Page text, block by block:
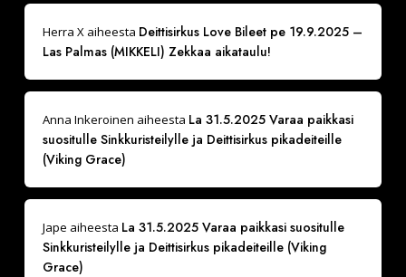
Herra Xaiheesta Deittisirkus Love Bileet pe 19.9.2025 –
Las Palmas (MIKKELI) Zekkaa aikataulu!
Anna Inkeroinen aiheesta La 31.5.2025 Varaa paikkasi
suositulle Sinkkuristeilylle ja Deittisirkus pikadeiteille
(Viking Grace)
Jape aiheesta La 31.5.2025 Varaa paikkasi suositulle
Sinkkuristeilylle ja Deittisirkus pikadeiteille (Viking
Grace)